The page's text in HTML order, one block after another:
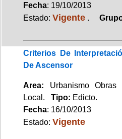
Fecha: 19/10/2013
Estado: Vigente .
Criterios De
De Ascensor
Area: Urbanismo
Local. Tipo: Edicto.
Fecha: 16/10/2013
Estado: Vigente